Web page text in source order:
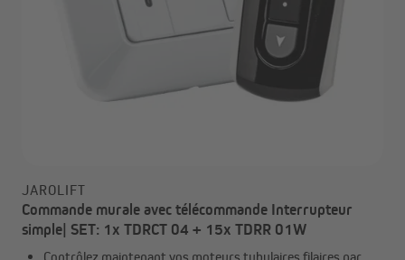
JAROLIFT
Commande murale avec télécommande Interrupteur
simple| SET: 1x TDRCT 04 + 15x TDRR 01W